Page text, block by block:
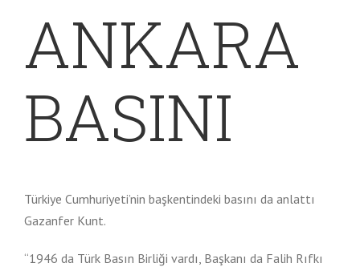
ANKARA
BASINI
Türkiye Cumhuriyeti’nin başkentindeki basını da anlattı
Gazanfer Kunt.
“1946 da Türk Basın Birliği vardı, Başkanı da Falih Rıfkı